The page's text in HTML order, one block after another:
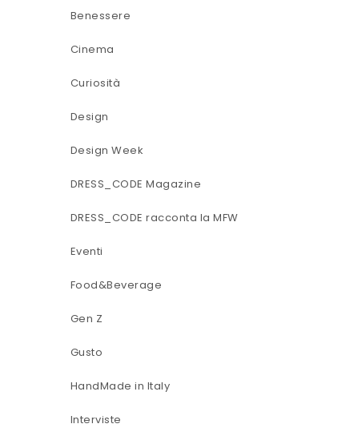
Benessere
Cinema
Curiosità
Design
Design Week
DRESS_CODE Magazine
DRESS_CODE racconta la MFW
Eventi
Food&Beverage
Gen Z
Gusto
HandMade in Italy
Interviste